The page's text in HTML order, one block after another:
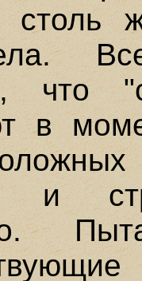
столь
что
в
и